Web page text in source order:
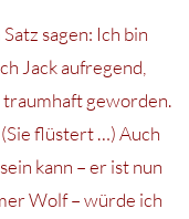
sagen: Ich bin
Jack aufregend,
traumhaft geworden.
flüstert …) Auch
kann – er ist nun
Wolf – würde ich